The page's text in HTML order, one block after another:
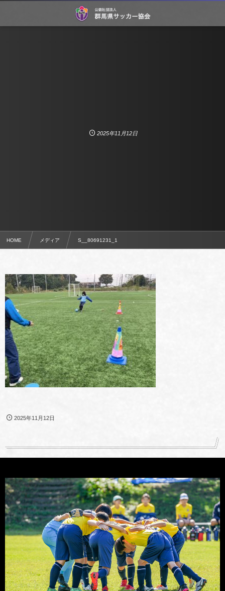
2025年11月12日
HOME メディア S__80691231_1
2025年11月12日